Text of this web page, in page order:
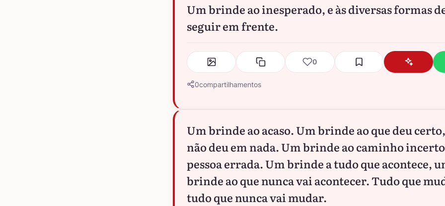
Um brinde ao inesperado, e às diversas formas
seguir em frente.
0
0compartilhamentos
Um brinde ao acaso. Um brinde ao que deu
não deu em nada. Um brinde ao caminho
pessoa errada. Um brinde a tudo que acontece,
brinde ao que nunca vai acontecer. Tudo que
tudo que nunca vai mudar.